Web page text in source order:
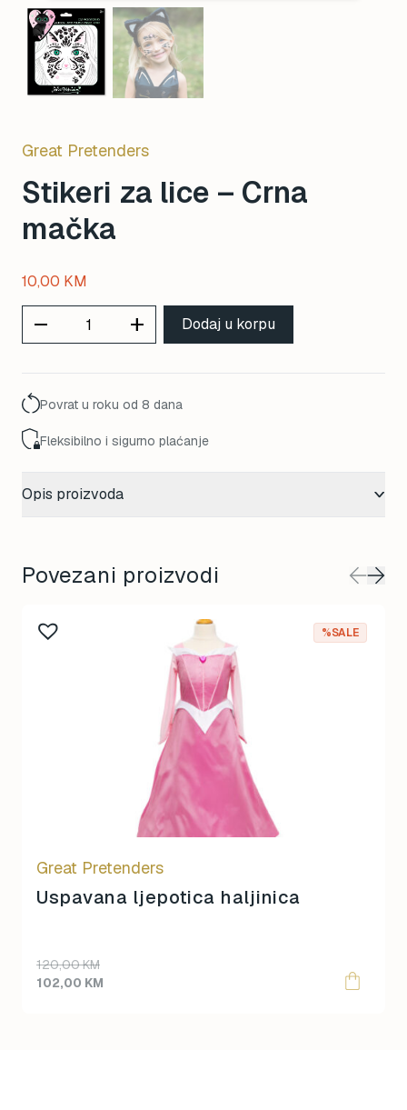
Great Pretenders
Stikeri za lice – Crna
mačka
10,00 KM
remove add Dodaj u korpu
Povrat u roku od 8 dana
Fleksibilno i sigurno plaćanje
Opis proizvoda
Povezani proizvodi
%SALE
Great Pretenders
Uspavana ljepotica haljinica
120,00KM
102,00 KM
This
the
product
page